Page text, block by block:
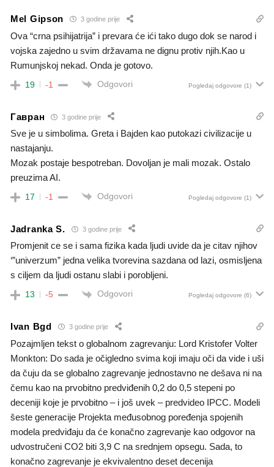
Mel Gipson 3 godine prije
Ova “crna psihijatrija” i prevara će ići tako dugo dok se narod i
vojska zajedno u svim državama ne dignu protiv njih.Kao u
Rumunjskoj nekad. Onda je gotovo.
19 -1 Odgovori Pogledaj odgovore (1)
Гавран 3 godine prije
Sve je u simbolima. Greta i Bajden kao putokazi civilizacije u
nastajanju.
Mozak postaje bespotreban. Dovoljan je mali mozak. Ostalo
preuzima AI.
17 -1 Odgovori Pogledaj odgovore (1)
Jadranka S. 3 godine prije
Promjenit ce se i sama fizika kada ljudi uvide da je citav njihov
‘”univerzum” jedna velika tvorevina sazdana od lazi, osmisljena
s ciljem da ljudi ostanu slabi i porobljeni.
13 -5 Odgovori Pogledaj odgovore (6)
Ivan Bgd 3 godine prije
Pozajmljen tekst o globalnom zagrevanju: Lord Kristofer Volter
Monkton: Do sada je očigledno svima koji imaju oči da vide i uši
da čuju da se globalno zagrevanje jednostavno ne dešava ni na
čemu kao na prvobitno predviđenih 0,2 do 0,5 stepeni po
deceniji koje je prvobitno – i još uvek – predvideo IPCC. Modeli
šeste generacije Projekta međusobnog poređenja spojenih
modela predviđaju da će konačno zagrevanje kao odgovor na
udvostručeni CO2 biti 3,9 C na srednjem opsegu. Sada, to
konačno zagrevanje je ekvivalentno deset decenija